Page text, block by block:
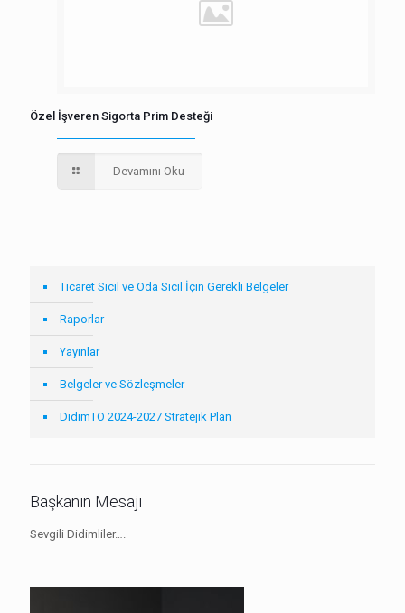
Özel İşveren Sigorta Prim Desteği
Devamını Oku
Ticaret Sicil ve Oda Sicil İçin Gerekli Belgeler
Raporlar
Yayınlar
Belgeler ve Sözleşmeler
DidimTO 2024-2027 Stratejik Plan
Başkanın Mesajı
Sevgili Didimliler….